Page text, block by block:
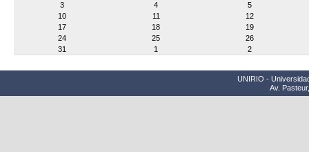
3
4
5
10
11
12
17
18
19
24
25
26
31
1 2
UNIRIO -
Av.